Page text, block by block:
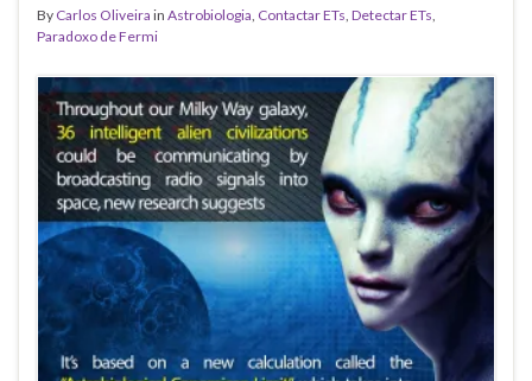
By Carlos Oliveira in Astrobiologia Contactar ETs Detectar ETs
Paradoxo de Fermi